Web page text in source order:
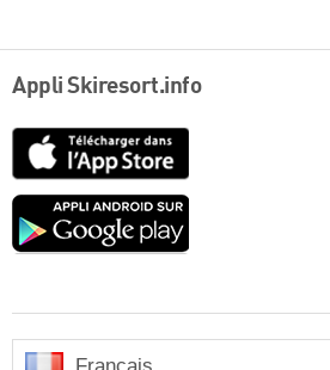
Appli Skiresort.info
Google